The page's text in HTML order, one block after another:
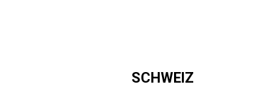
SCHWEIZ